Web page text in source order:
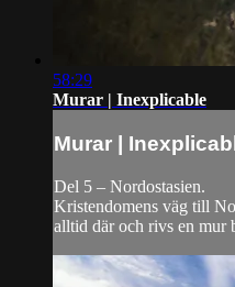
58:29
Murar | Inexplicable
Murar |
Del 5 – Nordostasien.
Kristendomens väg till
alltid där och rivs en mur